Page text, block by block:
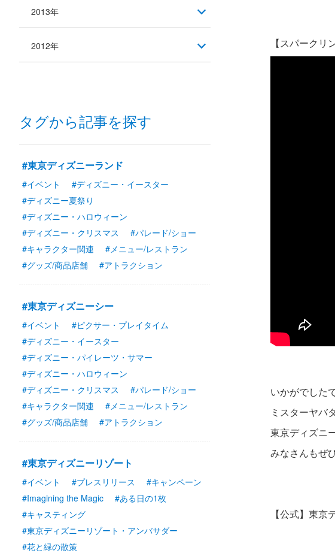
【スパークリ
いかがでした
ミスターヤバ
東京ディズニ
みなさんもぜ
【公式】東
2013年
2012年
タグから記事を探す
#東京ディズニーランド
#イベント
#ディズニー・イースター
#ディズニー夏祭り
#ディズニー・ハロウィーン
#ディズニー・クリスマス
#パレード/ショー
#キャラクター関連
#メニュー/レストラン
#グッズ/商品店舗
#アトラクション
#東京ディズニーシー
#イベント
#ピクサー・プレイタイム
#ディズニー・イースター
#ディズニー・パイレーツ・サマー
#ディズニー・ハロウィーン
#ディズニー・クリスマス
#パレード/ショー
#キャラクター関連
#メニュー/レストラン
#グッズ/商品店舗
#アトラクション
#東京ディズニーリゾート
#イベント #プレスリリース
#キャンペーン
#Imagining the Magic
#ある日の1枚
#キャスティング
#東京ディズニーリゾート・アンバサダー
#花と緑の散策